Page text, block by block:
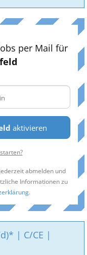
per Mail für
aktivieren
abmelden und
Informationen zu
.
| C/CE |